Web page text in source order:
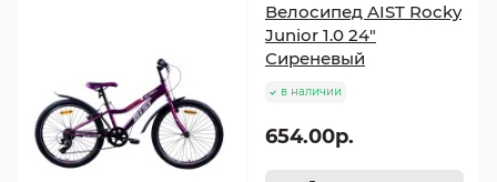
Велосипед AIST Rocky
Junior 1.0 24"
Сиреневый
в наличии
654.00р.